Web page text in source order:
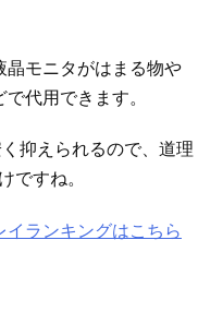
晶モニタがはまる物や
代用できます。
抑えられるので、道理
ですね。
イランキングはこちら